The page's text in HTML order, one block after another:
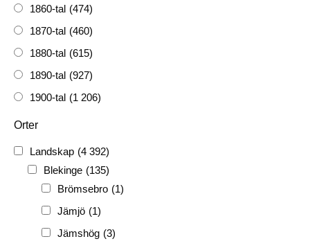
1860-tal (474)
1870-tal (460)
1880-tal (615)
1890-tal (927)
1900-tal (1 206)
FH
(338)
FRG
(3 189)
PF (3 882)
PIONJÄR (129)
Orter
Landskap (4 392)
Blekinge (135)
Brömsebro (1)
Jämjö (1)
Jämshög (3)